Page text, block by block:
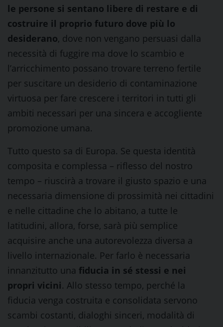
le persone si sentano libere di restare e di
costruire il proprio futuro dove più lo
desiderano, dove non vengano persuasi dalla
necessità di fuggire ma dove lo scambio e
l’arricchimento possano trovare terreno fertile
per suscitare un desiderio di contaminazione
virtuosa per fare crescere i territori in tutti gli
ambiti necessari per una sincera e accogliente
promozione umana.
Tutto questo sa di Europa. Se questa identità
composita e complessa – riflesso del nostro
tempo – riuscirà a trovare il giusto spazio e una
necessaria dimensione di prossimità nei cittadini
e nelle cittadine che lo abitano, a tutte le
latitudini, allora, forse, sarà più semplice
acquisire anche una autorevolezza diversa a
livello internazionale. Per farlo è necessaria
innanzitutto una fiducia in sé stessi e nei
propri vicini. Allo stesso tempo, perché la
fiducia venga costruita e consolidata servono
scambi costanti, dialoghi sinceri, modalità di